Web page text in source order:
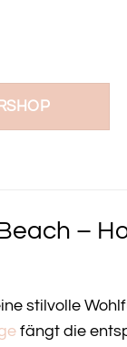
–
stilvolle
fängt die